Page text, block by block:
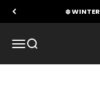
Naar inhoud ❄️
Navigatiemenu
Zoeken openen